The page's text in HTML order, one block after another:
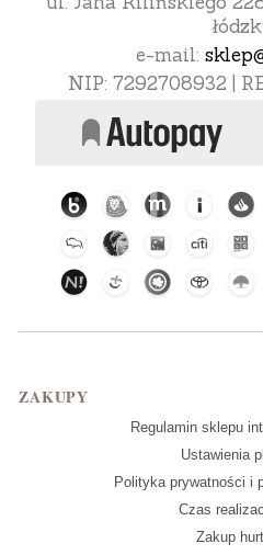
e-mail:
NIP: 7292708932 |
Linki w stopce
ZAKUPY
Regulamin sklepu
Ustawienia
Polityka prywatności i
Czas
Zakup